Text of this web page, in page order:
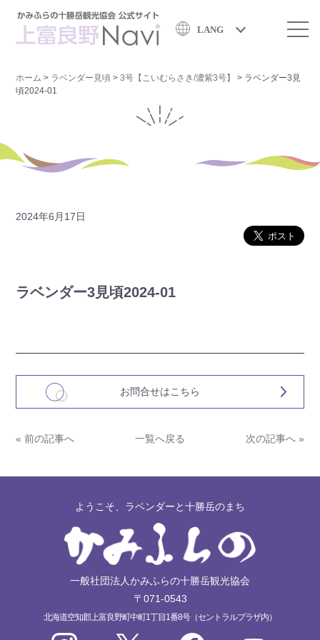
LANG
ホーム > ラベンダー見頃 >3号【こいむらさき/濃紫3号】 > ラベンダー3見
頃2024-01
2024年6月17日
ラベンダー3見頃2024-01
お問合せはこちら
« 前の記事へ 一覧へ戻る 次の記事へ »
ようこそ、ラベンダーと十勝岳のまち
一般社団法人かみふらの十勝岳観光協会
〒071-0543
北海道空知郡上富良野町中町1丁目1番8号（セントラルプラザ内）